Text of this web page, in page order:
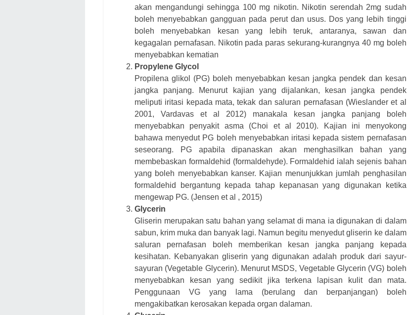
akan mengandungi sehingga 100 mg nikotin. Nikotin serendah 2mg sudah
boleh menyebabkan gangguan pada perut dan usus. Dos yang lebih tinggi
boleh menyebabkan kesan yang lebih teruk, antaranya, sawan dan
kegagalan pernafasan. Nikotin pada paras sekurang-kurangnya 40 mg boleh
menyebabkan kematian
Propylene Glycol
Propilena glikol (PG) boleh menyebabkan kesan jangka pendek dan kesan
jangka panjang. Menurut kajian yang dijalankan, kesan jangka pendek
meliputi iritasi kepada mata, tekak dan saluran pernafasan (Wieslander et al
2001, Vardavas et al 2012) manakala kesan jangka panjang boleh
menyebabkan penyakit asma (Choi et al 2010). Kajian ini menyokong
bahawa menyedut PG boleh menyebabkan iritasi kepada sistem pernafasan
seseorang. PG apabila dipanaskan akan menghasilkan bahan yang
membebaskan formaldehid (formaldehyde). Formaldehid ialah sejenis bahan
yang boleh menyebabkan kanser. Kajian menunjukkan jumlah penghasilan
formaldehid bergantung kepada tahap kepanasan yang digunakan ketika
mengewap PG. (Jensen et al , 2015)
Glycerin
Gliserin merupakan satu bahan yang selamat di mana ia digunakan di dalam
sabun, krim muka dan banyak lagi. Namun begitu menyedut gliserin ke dalam
saluran pernafasan boleh memberikan kesan jangka panjang kepada
kesihatan. Kebanyakan gliserin yang digunakan adalah produk dari sayur-
sayuran (Vegetable Glycerin). Menurut MSDS, Vegetable Glycerin (VG) boleh
menyebabkan kesan yang sedikit jika terkena lapisan kulit dan mata.
Penggunaan VG yang lama (berulang dan berpanjangan) boleh
mengakibatkan kerosakan kepada organ dalaman.